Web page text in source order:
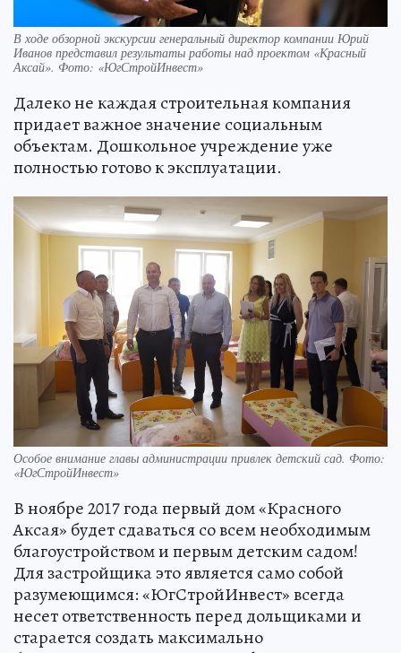
В ходе обзорной экскурсии генеральный директор компании Юрий
Иванов представил результаты работы над проектом «Красный
Аксай». Фото: «ЮгСтройИнвест»
Далеко не каждая строительная компания
придает важное значение социальным
объектам. Дошкольное учреждение уже
полностью готово к эксплуатации.
Особое внимание главы администрации привлек детский сад. Фото:
«ЮгСтройИнвест»
В ноябре 2017 года первый дом «Красного
Аксая» будет сдаваться со всем необходимым
благоустройством и первым детским садом!
Для застройщика это является само собой
разумеющимся: «ЮгСтройИнвест» всегда
несет ответственность перед дольщиками и
старается создать максимально